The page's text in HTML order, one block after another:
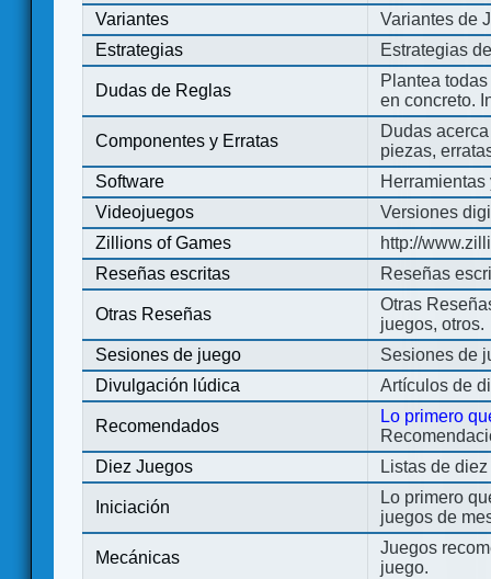
Variantes
Variantes de
Estrategias
Estrategias
Dudas de Reglas
Plantea
en concreto.
Componentes y Erratas
Dudas
piezas,
Software
Videojuegos
Versiones
Zillions of Games
http://
Reseñas escritas
Reseñas
Otras Reseñas
Otras
juegos, otros.
Sesiones de juego
Sesiones de
Divulgación lúdica
Artículos de
Recomendados
Lo primero
Diez Juegos
Listas de
Iniciación
Lo primero
juegos de
Mecánicas
Juegos
juego.